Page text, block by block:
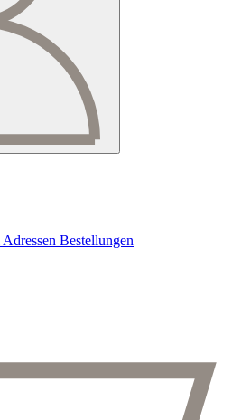
Adressen Bestellungen